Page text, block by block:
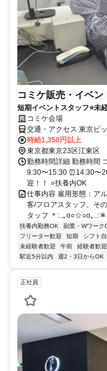
コミケ販売・イベン
短期イベントスタッフ⭐未
コミケ会場
交通・アクセス 東京ビ
時給1,350円以上
東京都東京23区江東区
勤務時間詳細 勤務時間
9:30〜15:30 ⏰14:30〜
迎！！ ⭐扶養内OK
仕事内容 雇用形態：ア
客/フロアスタッフ、そ
タッフ ＊:..｡o○☆○o｡..:
扶養内勤務OK 副業・Wワーク
フリーター歓迎
短期 シフト
未経験者歓迎
午前 経験者歓迎
駅近5分以内
週2・3日からOK
正社員